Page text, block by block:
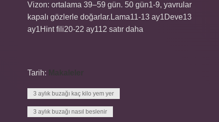
Vizon: ortalama 39–59 gün. 50 gün1-9, yavrular
kapalı gözlerle doğarlar.Lama11-13 ay1Deve13
ay1Hint fili20-22 ay112 satır daha
Tarih:
3 aylık buzağı kaç kilo yem yer
3 aylık buzağı nasıl beslenir